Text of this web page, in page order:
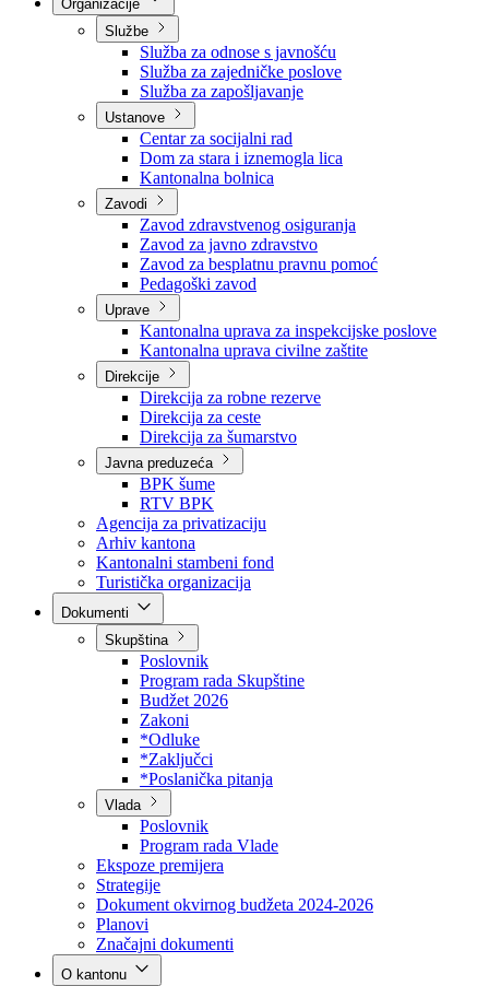
Nadležnosti
Sjednice Vlade
Službe
Služba za odnose s javnošću
Služba za zajedničke poslove
Služba za zapošljavanje
Ustanove
Centar za socijalni rad
Dom za stara i iznemogla lica
Kantonalna bolnica
Zavodi
Zavod zdravstvenog osiguranja
Zavod za javno zdravstvo
Zavod za besplatnu pravnu pomoć
Pedagoški zavod
Uprave
Kantonalna uprava za inspekcijske poslove
Kantonalna uprava civilne zaštite
Direkcije
Direkcija za robne rezerve
Direkcija za ceste
Direkcija za šumarstvo
Javna preduzeća
BPK šume
RTV BPK
Agencija za privatizaciju
Arhiv kantona
Kantonalni stambeni fond
Turistička organizacija
Skupština
Poslovnik
Program rada Skupštine
Budžet 2026
Zakoni
*Odluke
*Zaključci
*Poslanička pitanja
Vlada
Poslovnik
Program rada Vlade
Ekspoze premijera
Strategije
Dokument okvirnog budžeta 2024-2026